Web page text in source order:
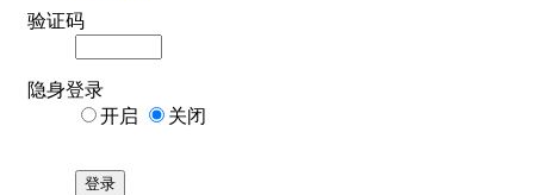
验证码
隐身登录
开启
关闭
登录